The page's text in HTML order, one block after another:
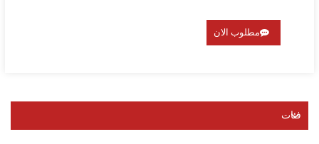
مطلوب الان
فئات